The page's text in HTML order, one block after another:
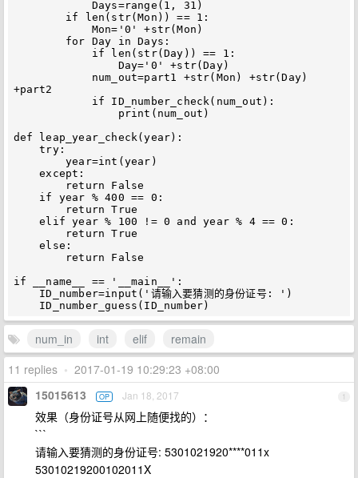
+part2
def leap_year_check(year):
    try:
        year=int(year)
    except:
    elif year % 100 != 0 and year % 4 == 0:
    else:
if __name__ == '__main__':
num_in int elif
remain
11 replies • 2017-01-19 10:29:23 +08:00
1
15015613 OP Jan 18, 2017
效果（身份证号从网上随便找的）：
```
请输入要猜测的身份证号: 5301021920****011x
53010219200102011X